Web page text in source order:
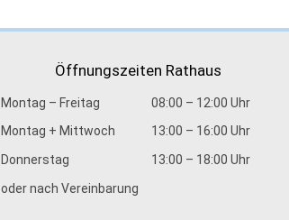
Öffnungszeiten Rathaus
Montag – Freitag
08:00 – 12:00 Uhr
Montag + Mittwoch
13:00 – 16:00 Uhr
Donnerstag
13:00 – 18:00 Uhr
oder nach Vereinbarung